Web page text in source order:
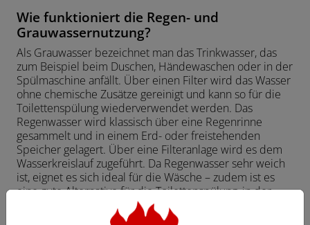
Wie funktioniert die Regen- und
Grauwassernutzung?
Als Grauwasser bezeichnet man das Trinkwasser, das
zum Beispiel beim Duschen, Händewaschen oder in der
Spülmaschine anfällt. Über einen Filter wird das Wasser
ohne chemische Zusätze gereinigt und kann so für die
Toilettenspülung wiederverwendet werden. Das
Regenwasser wird klassisch über eine Regenrinne
gesammelt und in einem Erd- oder freistehenden
Speicher gelagert. Über eine Filteranlage wird es dem
Wasserkreislauf zugeführt. Da Regenwasser sehr weich
ist, eignet es sich ideal für die Wäsche – zudem ist es
eine gute Alternative für die Toilettenspülung, in der
normalerweise sauberes Trinkwasser zum Einsatz